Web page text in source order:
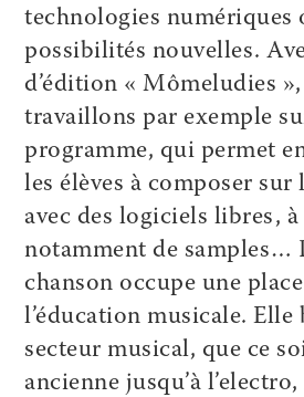
technologies numériques
possibilités nouvelles.
d’édition « Mômeludies
travaillons par exemple
programme, qui permet
les élèves à composer
avec des logiciels libres,
notamment de samples…
chanson occupe une
l’éducation musicale. Elle
secteur musical, que ce
ancienne jusqu’à